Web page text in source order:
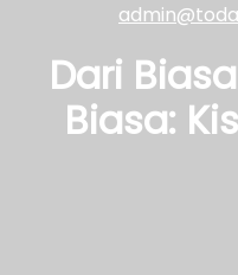
Dari
Biasa: